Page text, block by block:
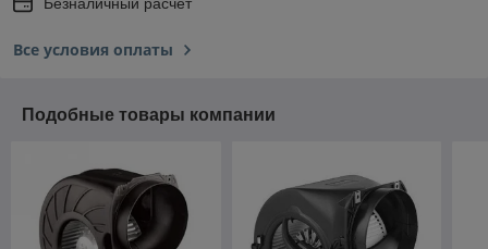
Безналичный расчет
Все условия оплаты
Подобные товары компании